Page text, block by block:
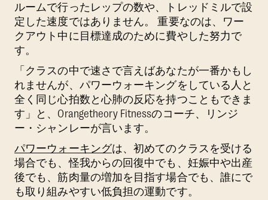
ルームで行ったレップの数や、トレッドミルで設
定した速度ではありません。 重要なのは、ワー
クアウト中に目標達成のために費やした努力で
す。
「クラスの中で速さで言えばあなたが一番かもし
れませんが、パワーウォーキングをしている人と
全く同じ心拍数と心肺の反応を持つこともできま
す」と、Orangetheory Fitnessのコーチ、リンジ
ー・シャンレーが言います。
パワーウォーキングは、初めてのクラスを受ける
場合でも、怪我からの回復中でも、妊娠中や出産
後でも、筋肉量の増加を目指す場合でも、誰にで
も取り組みやすい低負担の運動です。